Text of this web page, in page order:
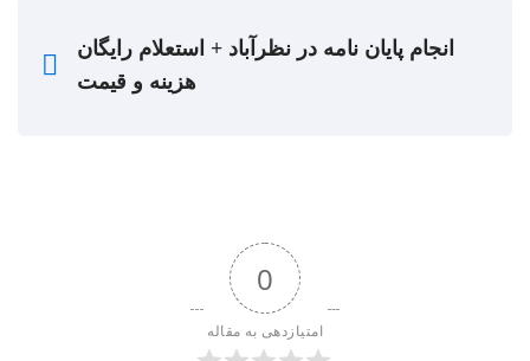
انجام پایان نامه در نظرآباد + استعلام رایگان
هزینه و قیمت
0
امتیازدهی به مقاله